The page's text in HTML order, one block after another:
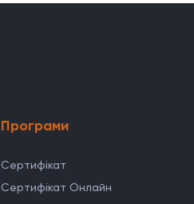
Програми
Cертифікат
Сертифікат Онлайн